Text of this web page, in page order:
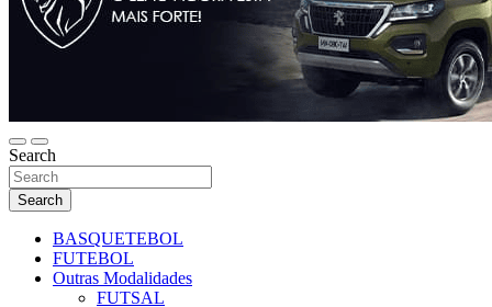
Search
Search
BASQUETEBOL
FUTEBOL
Outras Modalidades
FUTSAL